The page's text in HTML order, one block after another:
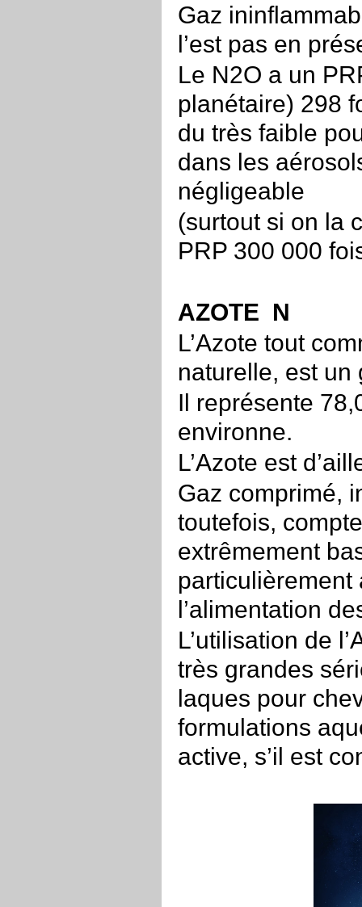
Gaz
l’est pas en
Le N2O a un
planétaire) 298
du très faible
dans les
négligeable
(surtout si on la
PRP 300 000
AZOTE N
L’Azote tout
naturelle, est un
Il représente
environne.
L’Azote est
Gaz comprimé,
toutefois,
extrêmement
particulièrement
l’alimentation
L’utilisation de
très grandes
laques pour
formulations
active, s’il est